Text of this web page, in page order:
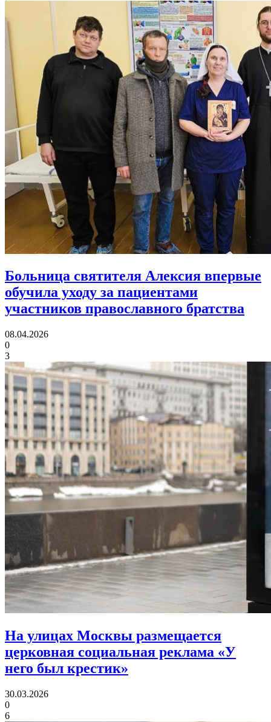
Больница святителя Алексия впервые
обучила уходу за пациентами
участников православного братства
08.04.2026
0
3
На улицах Москвы размещается
церковная социальная реклама «У
него был крестик»
30.03.2026
0
6